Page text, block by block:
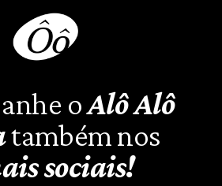
oAlô Alô
também nos
sociais!